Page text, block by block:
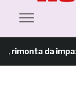
da impazzire: